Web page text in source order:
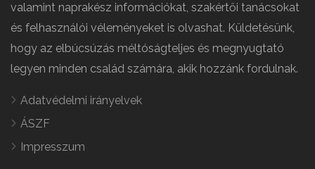
valamint naprakész információkat, szakértői tanácsokat
és felhasználói véleményeket is olvashat. Küldetésünk,
hogy az elbúcsúzás méltóságteljes és megnyugtató
legyen minden család számára, akik hozzánk fordulnak.
Adatvédelmi irányelvek
ÁSZF
Impresszum